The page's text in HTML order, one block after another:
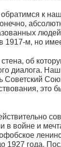
к
1917-м, но
об
диалога.
Советский
это
в войне и
1927 года.